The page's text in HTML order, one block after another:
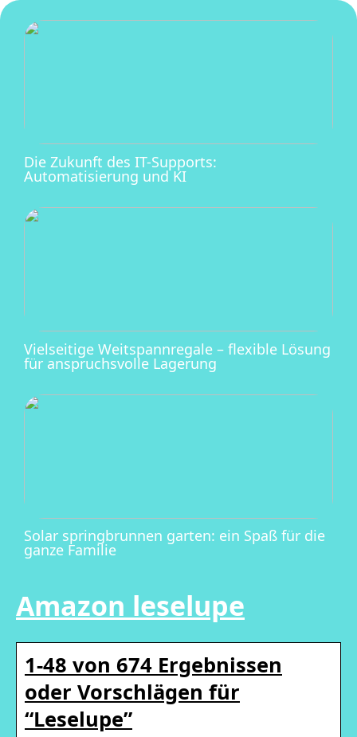
Die Zukunft des IT-Supports:
Automatisierung und KI
Vielseitige Weitspannregale – flexible Lösung
für anspruchsvolle Lagerung
Solar springbrunnen garten: ein Spaß für die
ganze Familie
Amazon leselupe
1-48 von 674 Ergebnissen
oder Vorschlägen für
“Leselupe”